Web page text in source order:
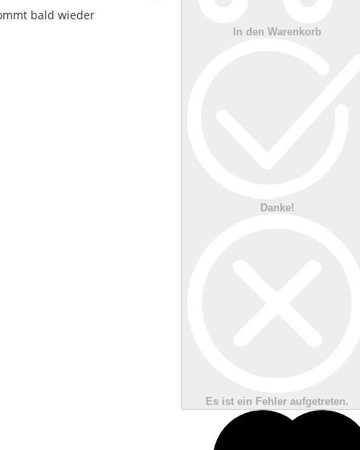
bald wieder
In den Warenkorb
Danke!
Es ist ein Fehler aufgetreten.